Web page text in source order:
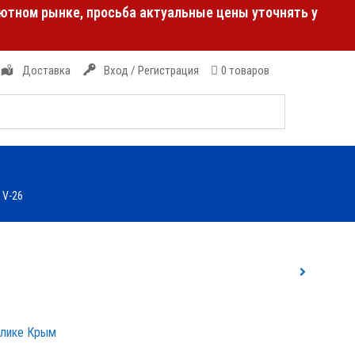
рынке, просьба актуальные цены уточнять у
Доставка Вход / Регистрация 0 товаров
26
Крым